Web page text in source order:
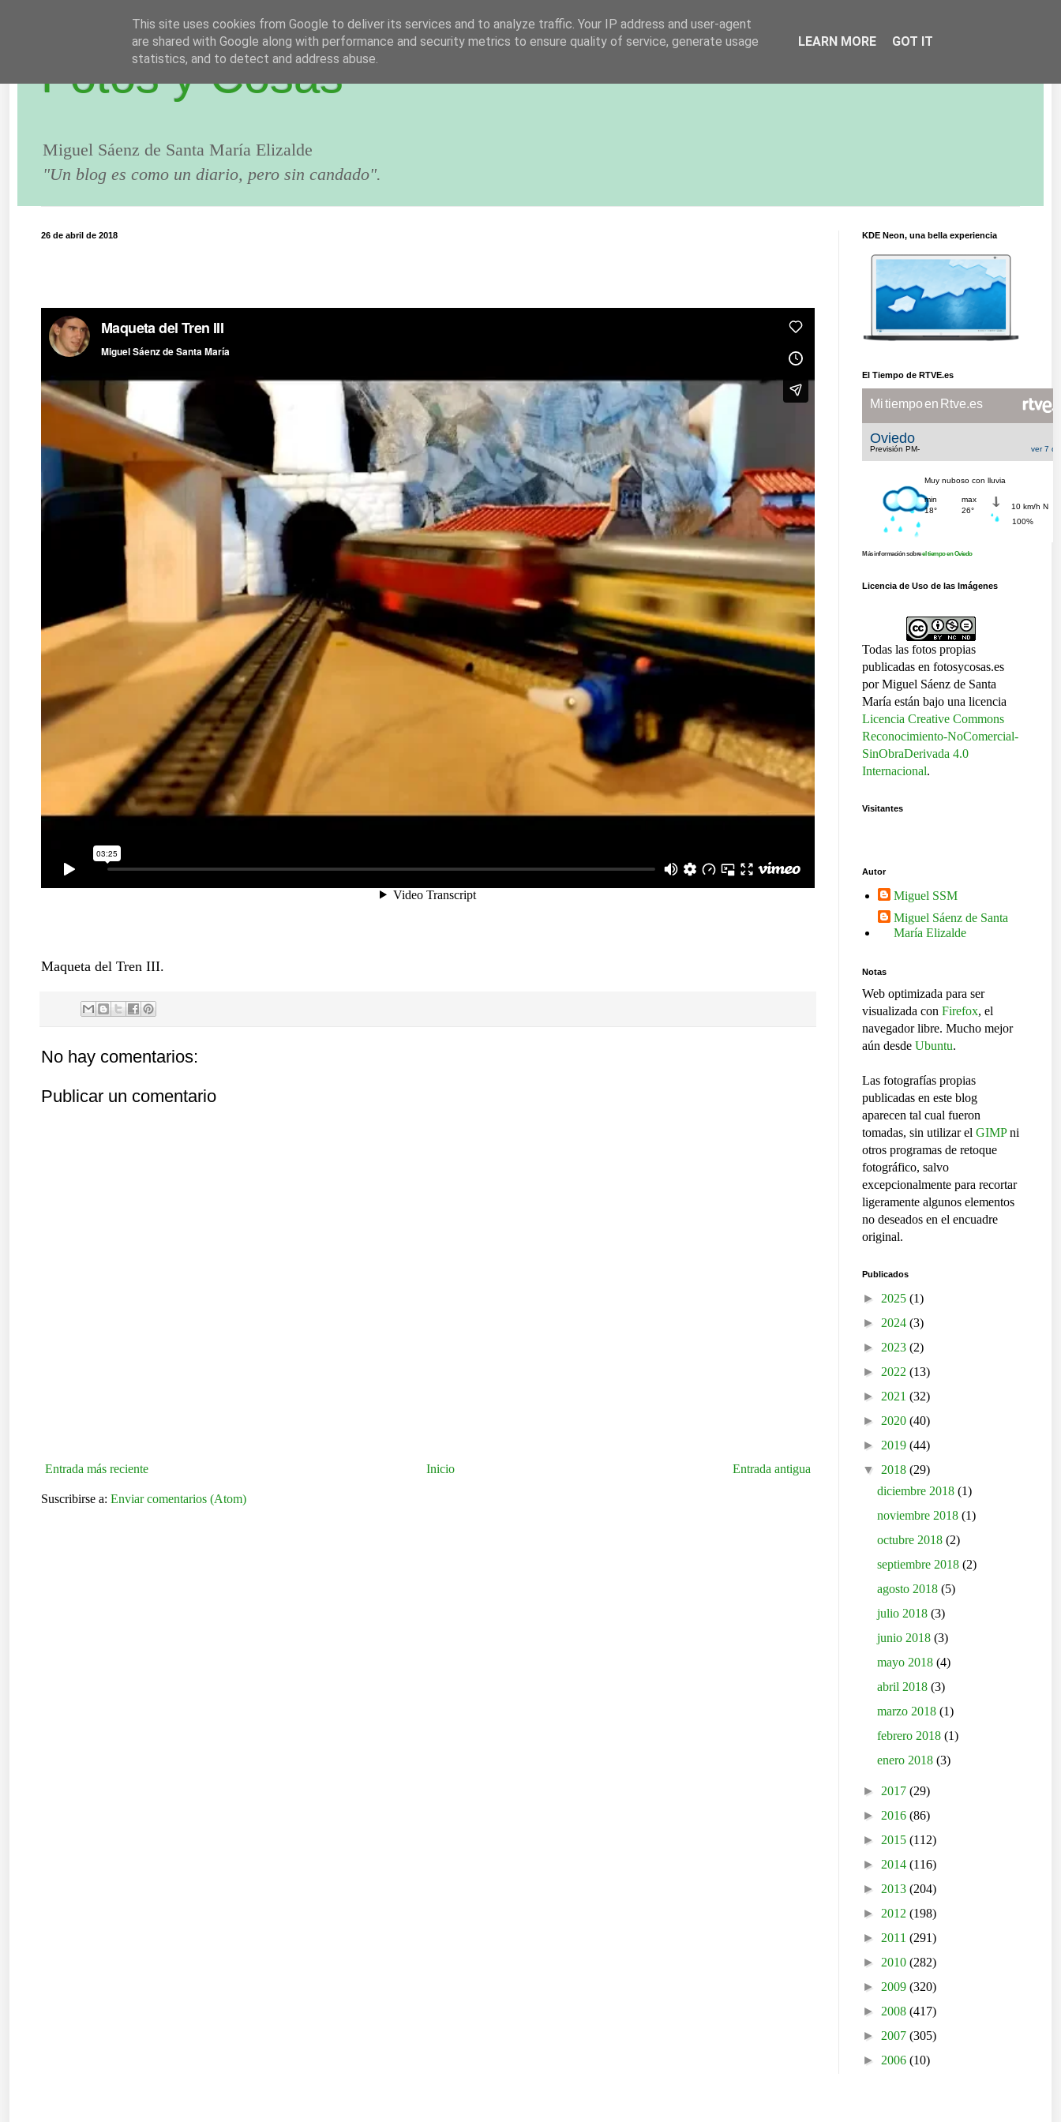
Fotos y Cosas
Miguel Sáenz de Santa María Elizalde
"Un blog es como un diario, pero sin candado".
26 de abril de 2018
Maqueta del Tren III.
No hay comentarios:
Publicar un comentario
Entrada más reciente Entrada antigua
Inicio
Suscribirse a: Enviar comentarios (Atom)
KDE Neon, una bella experiencia
El Tiempo de RTVE.es
Más información sobreel tiempo en Oviedo
Licencia de Uso de las Imágenes
Todas las fotos propias
publicadas en fotosycosas.es
por Miguel Sáenz de Santa
María están bajo una licencia
Licencia Creative Commons
Reconocimiento-NoComercial-
SinObraDerivada 4.0
Internacional.
Visitantes
Autor
Miguel SSM
Miguel Sáenz de Santa
María Elizalde
Notas
Web optimizada para ser
visualizada con Firefox, el
navegador libre. Mucho mejor
aún desde Ubuntu.
Las fotografías propias
publicadas en este blog
aparecen tal cual fueron
tomadas, sin utilizar el GIMPni
otros programas de retoque
fotográfico, salvo
excepcionalmente para recortar
ligeramente algunos elementos
no deseados en el encuadre
original.
Publicados
► 2025 (1)
► 2024 (3)
► 2023 (2)
► 2022 (13)
► 2021 (32)
► 2020 (40)
► 2019 (44)
▼ 2018 (29)
diciembre 2018(1)
noviembre 2018(1)
octubre 2018(2)
septiembre 2018(2)
agosto 2018(5)
julio 2018(3)
junio 2018(3)
mayo 2018(4)
abril 2018(3)
marzo 2018(1)
febrero 2018(1)
enero 2018(3)
► 2017 (29)
► 2016 (86)
► 2015 (112)
► 2014 (116)
► 2013 (204)
► 2012 (198)
► 2011 (291)
► 2010 (282)
► 2009 (320)
► 2008 (417)
► 2007 (305)
► 2006 (10)
This site uses cookies from Google to deliver its services and to analyze traffic. Your IP address and user-agent
are shared with Google along with performance and security metrics to ensure quality of service, generate usage
statistics, and to detect and address abuse.
LEARN MORE GOT IT